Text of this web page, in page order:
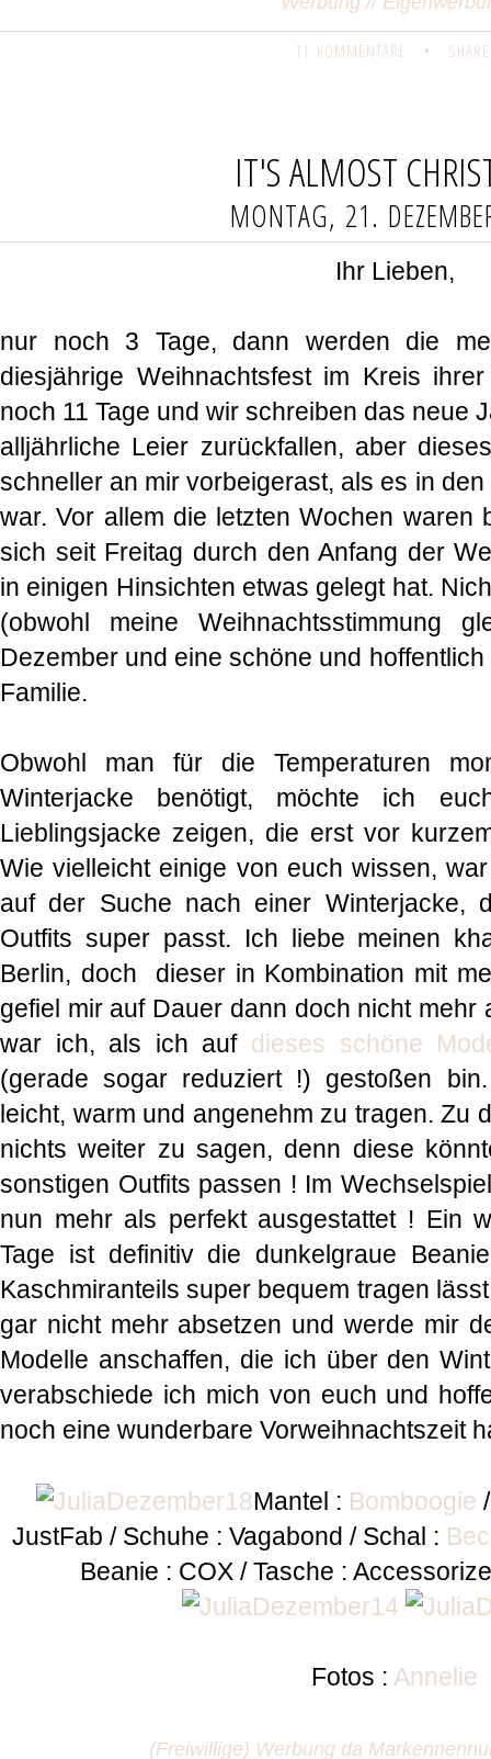
11 KOMMENTARE •
IT'S ALMOST
MONTAG, 21.
Ihr Lieben,
nur noch 3 Tage, dann werden die
diesjährige Weihnachtsfest im Kreis
noch 11 Tage und wir schreiben das neue
alljährliche Leier zurückfallen, aber
schneller an mir vorbeigerast, als es in
war. Vor allem die letzten Wochen waren
sich seit Freitag durch den Anfang der
in einigen Hinsichten etwas gelegt hat.
(obwohl meine
Dezember und eine schöne und
Familie.
Obwohl man für die Temperaturen
Winterjacke benötigt, möchte ich
Lieblingsjacke zeigen, die erst vor
Wie vielleicht einige von euch wissen,
auf der Suche nach einer Winterjacke,
Outfits super passt. Ich liebe meinen
Berlin, doch dieser in Kombination mit
gefiel mir auf Dauer dann doch nicht mehr
war ich, als ich auf dieses schöne
(gerade sogar reduziert !) gestoßen
leicht, warm und angenehm zu tragen. Zu
nichts weiter zu sagen, denn diese
sonstigen Outfits passen ! Im
nun mehr als perfekt ausgestattet ! Ein
Tage ist definitiv die dunkelgraue
Kaschmiranteils super bequem tragen
gar nicht mehr absetzen und werde mir
Modelle anschaffen, die ich über den
verabschiede ich mich von euch und
noch eine wunderbare Vorweihnachtszeit
Mantel : Bomboogie
JustFab / Schuhe : Vagabond / Schal :
Beanie : COX / Tasche : Accessorize
Fotos : Annelie
(Freiwillige) Werbung da